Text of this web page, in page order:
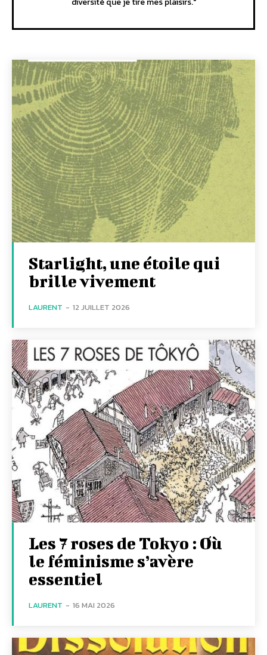
Starlight, une étoile qui
brille vivement
LAURENT - 12 JUILLET 2026
Les 7 roses de Tokyo : Où
le féminisme s’avère
essentiel
LAURENT - 16 MAI 2026